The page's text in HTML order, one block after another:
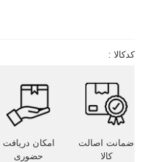
کدکالا :
ضمانت اصالت
کالا
امکان دریافت
حضوری